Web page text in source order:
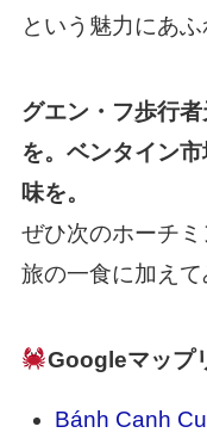
という魅力にあふ
グエン・フ歩行者
を。ベンタイン
味を。
ぜひ次のホーチ
旅の一食に加えて
Googleマップ
Bánh Canh